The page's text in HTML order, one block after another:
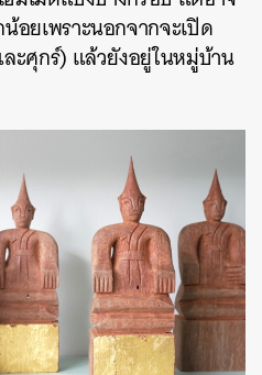
อยเพราะนอกจากจะเปิด
ะศุกร์) แล้วยังอยู่ในหมู่บ้าน